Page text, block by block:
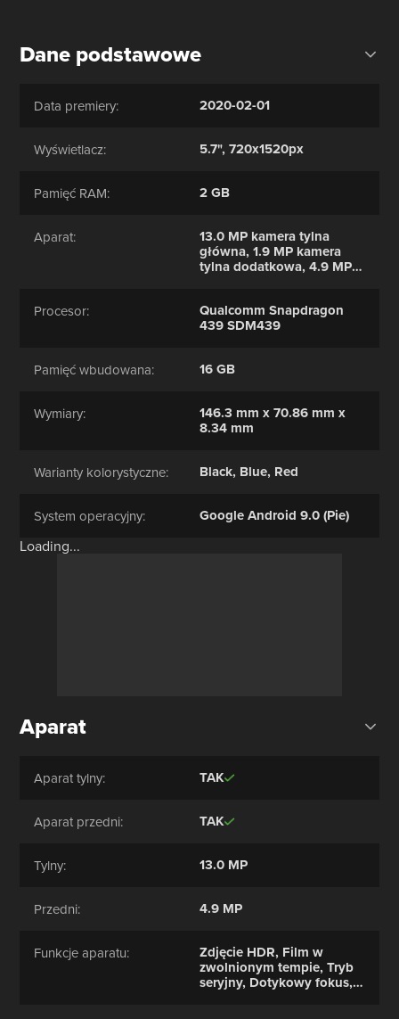
Dane podstawowe
Data premiery: 2020-02-01
Wyświetlacz: 5.7", 720x1520px
Pamięć RAM: 2 GB
Aparat: 13.0 MP kamera tylna
główna, 1.9 MP kamera
tylna dodatkowa, 4.9 MP
Procesor: Qualcomm Snapdragon
439 SDM439
Pamięć wbudowana: 16 GB
Wymiary: 146.3 mm x 70.86 mm x
8.34 mm
Warianty kolorystyczne: Black, Blue, Red
System operacyjny:
Google Android 9.0 (Pie)
Loading...
Aparat
Aparat tylny: TAK
Aparat przedni: TAK
Tylny: 13.0 MP
Przedni: 4.9 MP
Funkcje aparatu: Zdjęcie HDR, Film w
zwolnionym tempie, Tryb
seryjny, Dotykowy fokus,